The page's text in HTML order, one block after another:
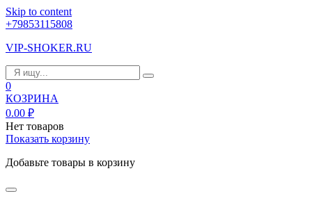
Skip to content
+79853115808
VIP-SHOKER.RU
0
КОЗРИНА
0.00 ₽
Нет товаров
Показать корзину
Добавьте товары в корзину